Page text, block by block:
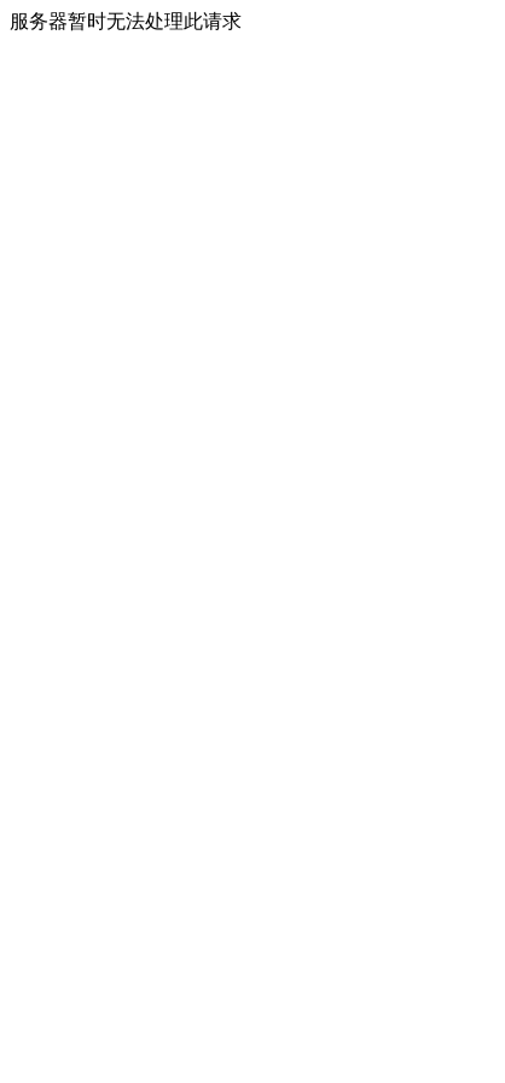
服务器暂时无法处理此请求